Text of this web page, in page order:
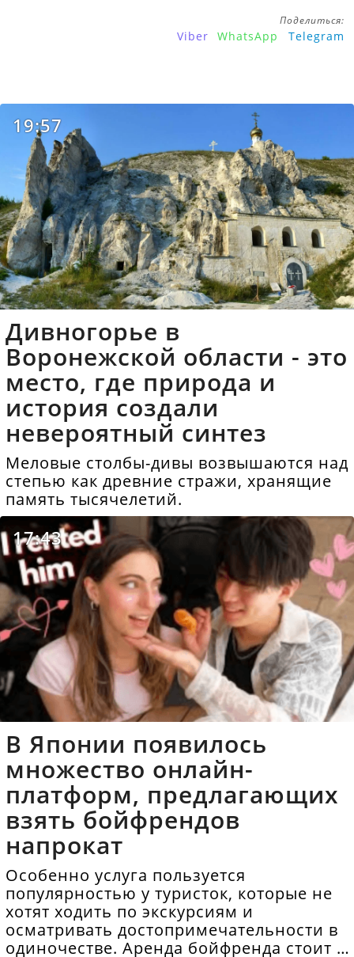
Поделиться:
Viber WhatsApp Telegram
19:57
Дивногорье в
Воронежской области - это
место, где природа и
история создали
невероятный синтез
Меловые столбы-дивы возвышаются над
степью как древние стражи, хранящие
память тысячелетий.
17:43
В Японии появилось
множество онлайн-
платформ, предлагающих
взять бойфрендов
напрокат
Особенно услуга пользуется
популярностью у туристок, которые не
хотят ходить по экскурсиям и
осматривать достопримечательности в
одиночестве. Аренда бойфренда стоит в